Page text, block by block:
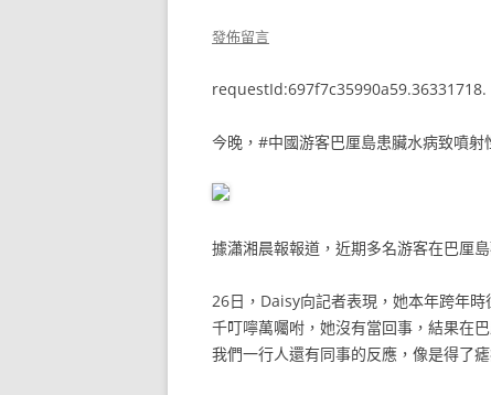
發佈留言
requestId:697f7c35990a59.36331718.
今晚，#中國游客巴厘島患臟水病致噴
據瀟湘晨報報道，近期多名游客在巴厘
26日，Daisy向記者表現，她本年跨年時
千叮嚀萬囑咐，她沒有當回事，結果在
我們一行人還有同事的反應，像是得了